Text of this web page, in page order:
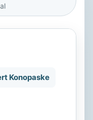
Konopaske